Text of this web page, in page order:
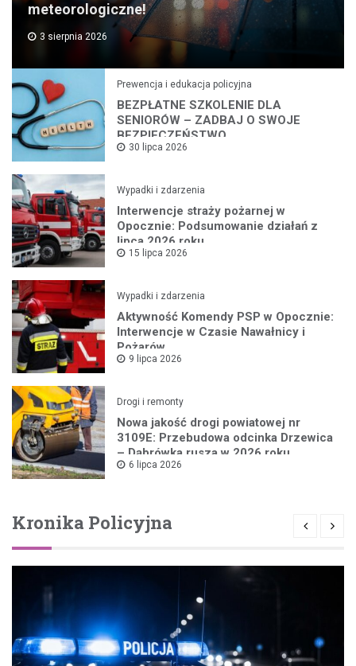
meteorologiczne!
3 sierpnia 2026
Prewencja i edukacja policyjna
BEZPŁATNE SZKOLENIE DLA
SENIORÓW – ZADBAJ O SWOJE
BEZPIECZEŃSTWO
30 lipca 2026
Wypadki i zdarzenia
Interwencje straży pożarnej w
Opocznie: Podsumowanie działań z
lipca 2026 roku
15 lipca 2026
Wypadki i zdarzenia
Aktywność Komendy PSP w Opocznie:
Interwencje w Czasie Nawałnicy i
Pożarów
9 lipca 2026
Drogi i remonty
Nowa jakość drogi powiatowej nr
3109E: Przebudowa odcinka Drzewica
– Dąbrówka rusza w 2026 roku
6 lipca 2026
Kronika Policyjna